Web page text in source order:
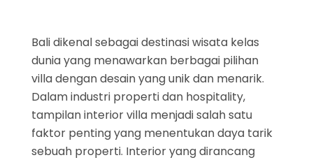
Bali dikenal sebagai destinasi wisata kelas
dunia yang menawarkan berbagai pilihan
villa dengan desain yang unik dan menarik.
Dalam industri properti dan hospitality,
tampilan interior villa menjadi salah satu
faktor penting yang menentukan daya tarik
sebuah properti. Interior yang dirancang